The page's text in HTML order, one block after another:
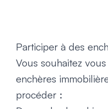
Participer à des
Vous souhaitez
enchères
procéder :